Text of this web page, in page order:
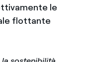
le
flottante